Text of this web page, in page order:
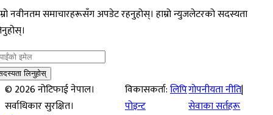
नवीनतम समाचारहरूसँग अपडेट रहनुहोस्। हाम्रो न्युजलेटरको सदस्यता
लिनुहोस्
©2026नोटिफाई नेपाल।
सर्वाधिकार सुरक्षित।
विकासकर्ता:लिपि
पोइन्ट
गोपनीयता नीति|
सेवाका सर्तहरू